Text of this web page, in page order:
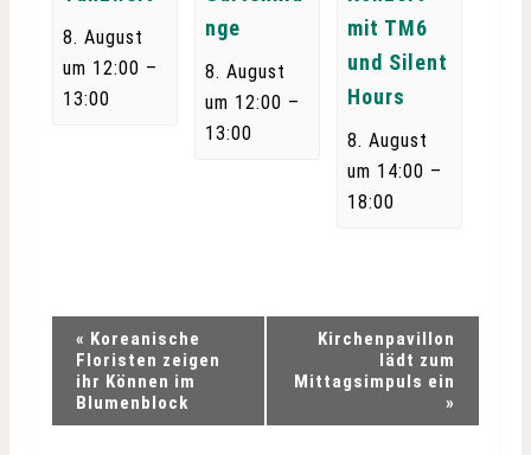
8. August
um 12:00 –
13:00
nge
8. August
um 12:00 –
13:00
mit TM6
und Silent
Hours
8. August
um 14:00 –
18:00
« Koreanische
Floristen zeigen
ihr Können im
Blumenblock
Kirchenpavillon
lädt zum
Mittagsimpuls ein
»